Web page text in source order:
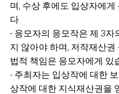
며, 수상 후에도 입상자에게
다.
- 응모자의 응모작은 제 3자
지 않아야 하며, 저작재산권
법적 책임은 응모자에게 있
- 주최자는 입상작에 대한
상작에 대한 지식재산권을